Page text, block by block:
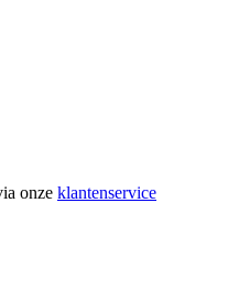
onze klantenservice